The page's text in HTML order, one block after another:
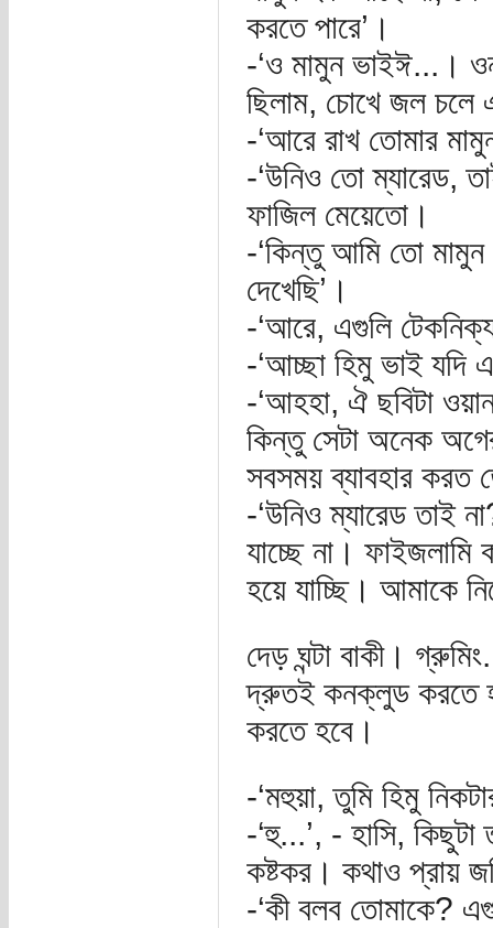
করতে পারে’।
-‘ও মামুন ভাইঈ...।
ছিলাম, চোখে জল চলে
-‘আরে রাখ তোমার
-‘উনিও তো ম্যারেড,
ফাজিল মেয়েতো।
-‘কিন্তু আমি তো মামুন
দেখেছি’।
-‘আরে, এগুলি
-‘আচ্ছা হিমু ভাই যদি
-‘আহহা, ঐ ছবিটা
কিন্তু সেটা অনেক
সবসময় ব্যাবহার করত
-‘উনিও ম্যারেড তাই
যাচ্ছে না।
হয়ে যাচ্ছি। আমাকে
দেড় ঘন্টা বাকী।
দ্রুতই কনক্লুড করতে
করতে হবে।
-‘মহুয়া, তুমি হিমু
-‘হু...’, - হাসি,
কষ্টকর। কথাও প্রায়
-‘কী বলব তোমাকে?